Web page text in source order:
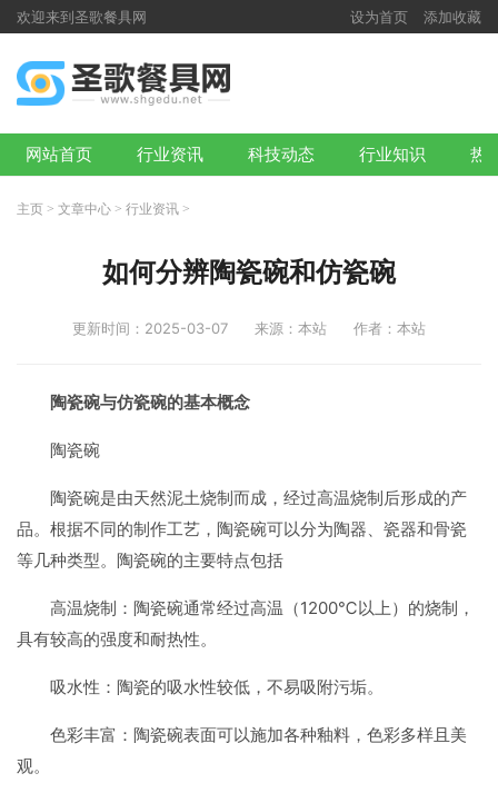
欢迎来到圣歌餐具网 设为首页 添加收藏
网站首页 行业资讯 科技动态 行业知识 热
主页 > 文章中心 > 行业资讯 >
如何分辨陶瓷碗和仿瓷碗
更新时间：2025-03-07 来源：本站 作者：本站
陶瓷碗与仿瓷碗的基本概念
陶瓷碗
陶瓷碗是由天然泥土烧制而成，经过高温烧制后形成的产
品。根据不同的制作工艺，陶瓷碗可以分为陶器、瓷器和骨瓷
等几种类型。陶瓷碗的主要特点包括
高温烧制：陶瓷碗通常经过高温（1200℃以上）的烧制，
具有较高的强度和耐热性。
吸水性：陶瓷的吸水性较低，不易吸附污垢。
色彩丰富：陶瓷碗表面可以施加各种釉料，色彩多样且美
观。